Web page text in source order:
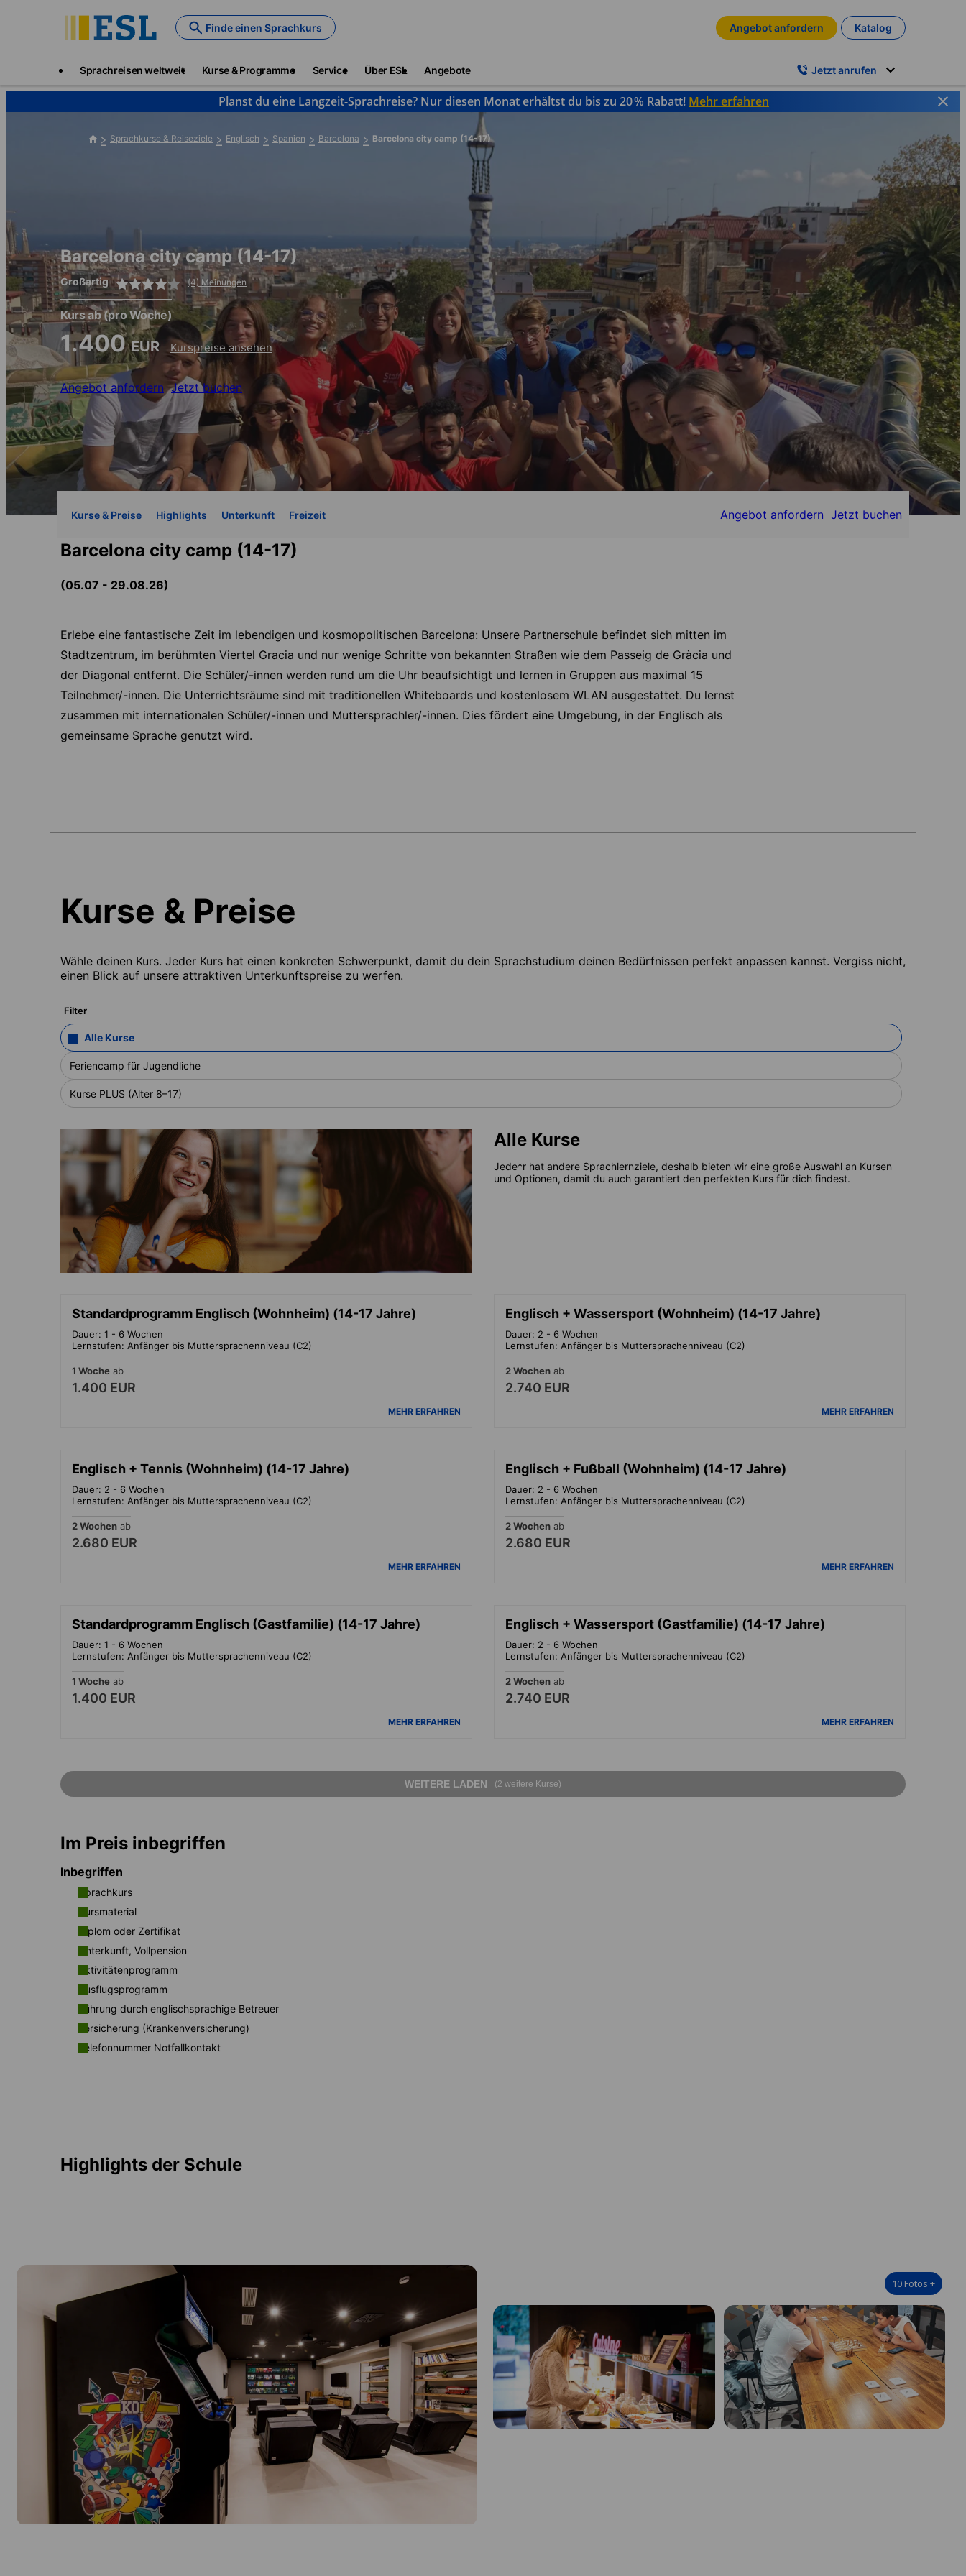
Finde einen Sprachkurs Angebot anfordern Katalog
Sprachreisen weltweit Kurse & Programme Service Über ESL Angebote Jetzt anrufen
Planst du eine Langzeit-Sprachreise? Nur diesen Monat erhältst du bis zu 20 % Rabatt! Mehr erfahren
Sprachkurse & Reiseziele Englisch Spanien Barcelona Barcelona city camp (14-17)
Barcelona city camp (14-17)
Großartig (4) Meinungen
Kurs ab(pro Woche)
1.400EUR Kurspreise ansehen
Angebot anfordern Jetzt buchen
Kurse & Preise Highlights Unterkunft Freizeit Angebot anfordern Jetzt buchen
Barcelona city camp (14-17)
(05.07 - 29.08.26)
Erlebe eine fantastische Zeit im lebendigen und kosmopolitischen Barcelona: Unsere Partnerschule befindet sich mitten im
Stadtzentrum, im berühmten Viertel Gracia und nur wenige Schritte von bekannten Straßen wie dem Passeig de Gràcia und
der Diagonal entfernt. Die Schüler/-innen werden rund um die Uhr beaufsichtigt und lernen in Gruppen aus maximal 15
Teilnehmer/-innen. Die Unterrichtsräume sind mit traditionellen Whiteboards und kostenlosem WLAN ausgestattet. Du lernst
zusammen mit internationalen Schüler/-innen und Muttersprachler/-innen. Dies fördert eine Umgebung, in der Englisch als
gemeinsame Sprache genutzt wird.
Kurse & Preise
Wähle deinen Kurs. Jeder Kurs hat einen konkreten Schwerpunkt, damit du dein Sprachstudium deinen Bedürfnissen perfekt anpassen kannst. Vergiss nicht,
einen Blick auf unsere attraktiven Unterkunftspreise zu werfen.
Filter
Alle Kurse
Feriencamp für Jugendliche
Kurse PLUS (Alter 8–17)
Alle Kurse
Jede*r hat andere Sprachlernziele, deshalb bieten wir eine große Auswahl an Kursen
und Optionen, damit du auch garantiert den perfekten Kurs für dich findest.
Standardprogramm Englisch (Wohnheim) (14-17 Jahre)
Dauer: 1 - 6 Wochen
Lernstufen: Anfänger bis Muttersprachenniveau (C2)
1 Woche ab
1.400 EUR
MEHR ERFAHREN
Englisch + Wassersport (Wohnheim) (14-17 Jahre)
Dauer: 2 - 6 Wochen
Lernstufen: Anfänger bis Muttersprachenniveau (C2)
2 Wochen ab
2.740 EUR
MEHR ERFAHREN
Englisch + Tennis (Wohnheim) (14-17 Jahre)
Dauer: 2 - 6 Wochen
Lernstufen: Anfänger bis Muttersprachenniveau (C2)
2 Wochen ab
2.680 EUR
MEHR ERFAHREN
Englisch + Fußball (Wohnheim) (14-17 Jahre)
Dauer: 2 - 6 Wochen
Lernstufen: Anfänger bis Muttersprachenniveau (C2)
2 Wochen ab
2.680 EUR
MEHR ERFAHREN
Standardprogramm Englisch (Gastfamilie) (14-17 Jahre)
Dauer: 1 - 6 Wochen
Lernstufen: Anfänger bis Muttersprachenniveau (C2)
1 Woche ab
1.400 EUR
MEHR ERFAHREN
Englisch + Wassersport (Gastfamilie) (14-17 Jahre)
Dauer: 2 - 6 Wochen
Lernstufen: Anfänger bis Muttersprachenniveau (C2)
2 Wochen ab
2.740 EUR
MEHR ERFAHREN
WEITERE LADEN (2 weitere Kurse)
Im Preis inbegriffen
Inbegriffen
Sprachkurs
Kursmaterial
Diplom oder Zertifikat
Unterkunft, Vollpension
Aktivitätenprogramm
Ausflugsprogramm
Führung durch englischsprachige Betreuer
Versicherung (Krankenversicherung)
Telefonnummer Notfallkontakt
Highlights der Schule
10 Fotos +